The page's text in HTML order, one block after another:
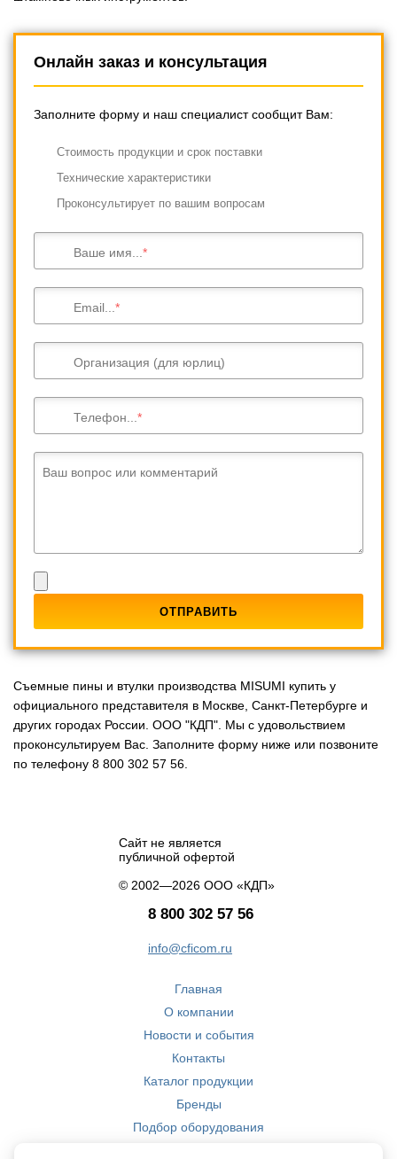
Онлайн заказ и консультация
Заполните форму и наш специалист сообщит Вам:
Cтоимость продукции и срок поставки
Технические характеристики
Проконсультирует по вашим вопросам
Ваше имя...
Email...
Организация (для юрлиц)
Телефон...
Ваш вопрос или комментарий
Съемные пины и втулки производства MISUMI купить у
официального представителя в Москве, Санкт-Петербурге и
других городах России. ООО "КДП". Мы с удовольствием
проконсультируем Вас. Заполните форму ниже или позвоните
по телефону 8 800 302 57 56.
Сайт не является
публичной офертой
© 2002—2026 ООО «КДП»
8 800 302 57 56
info@cficom.ru
Главная
О компании
Новости и события
Контакты
Каталог продукции
Бренды
Подбор оборудования